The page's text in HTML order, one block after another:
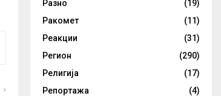
Разно
(19)
Ракомет
(11)
Реакции
(31)
Регион
(290)
Религија
(17)
Репортажа
(4)